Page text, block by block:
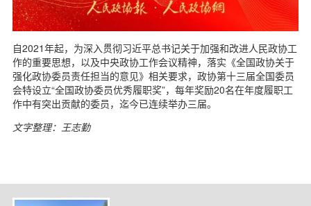
自2021年起，为深入贯彻习近平总书记关于加强和改进人民政协工
作的重要思想，以及中央政协工作会议精神，落实《全国政协关于
强化政协委员责任担当的意见》相关要求，政协第十三届全国委员
会特设立“全国政协委员优秀履职奖”，每年奖励20名在年度履职工
作中有突出贡献的委员，迄今已连续举办三届。
文字整理：王志勤